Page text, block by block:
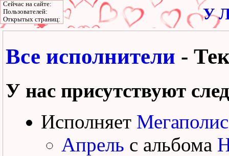
У
Все исполнители -
У нас присутствуют
Исполняет Мегаполис
Апрель с альбома
Сейчас на сайте:
Пользователей:
Открытых страниц: